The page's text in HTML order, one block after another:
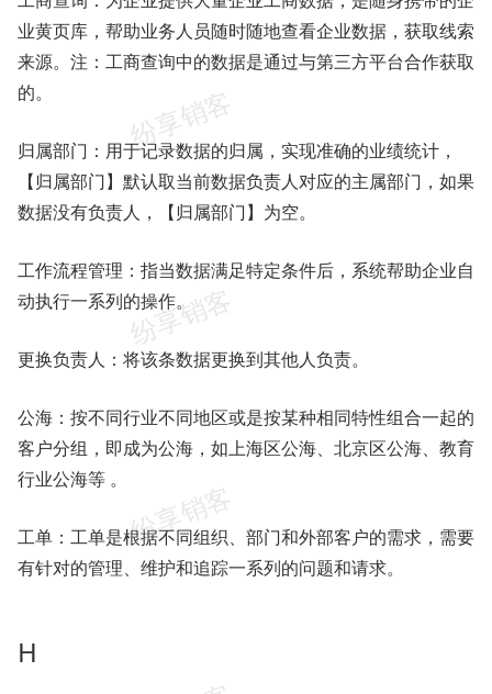
业黄页库，帮助业务人员随时随地查看企业数据，获取线索
来源。注：工商查询中的数据是通过与第三方平台合作获取
的。
归属部门：用于记录数据的归属，实现准确的业绩统计，
【归属部门】默认取当前数据负责人对应的主属部门，如果
数据没有负责人，【归属部门】为空。
工作流程管理：指当数据满足特定条件后，系统帮助企业自
动执行一系列的操作。
更换负责人：将该条数据更换到其他人负责。
公海：按不同行业不同地区或是按某种相同特性组合一起的
客户分组，即成为公海，如上海区公海、北京区公海、教育
行业公海等 。
工单：工单是根据不同组织、部门和外部客户的需求，需要
有针对的管理、维护和追踪一系列的问题和请求。
H